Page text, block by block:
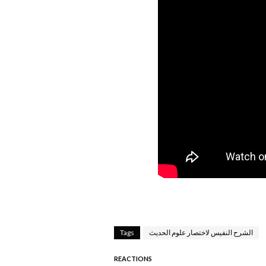
Tags الشرح النفيس لاختصار علوم الحديث
REACTIONS